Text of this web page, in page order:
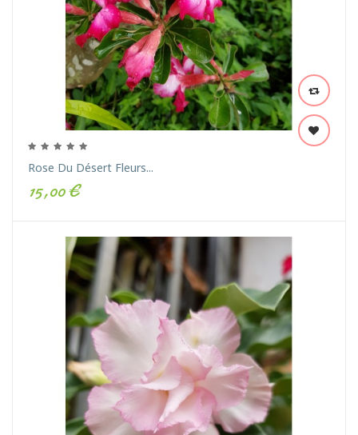
Rose Du Désert Fleurs...
15,00 €